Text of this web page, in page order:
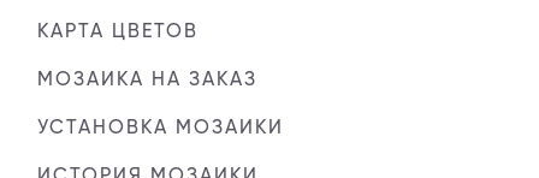
КАРТА ЦВЕТОВ
МОЗАИКА НА ЗАКАЗ
УСТАНОВКА МОЗАИКИ